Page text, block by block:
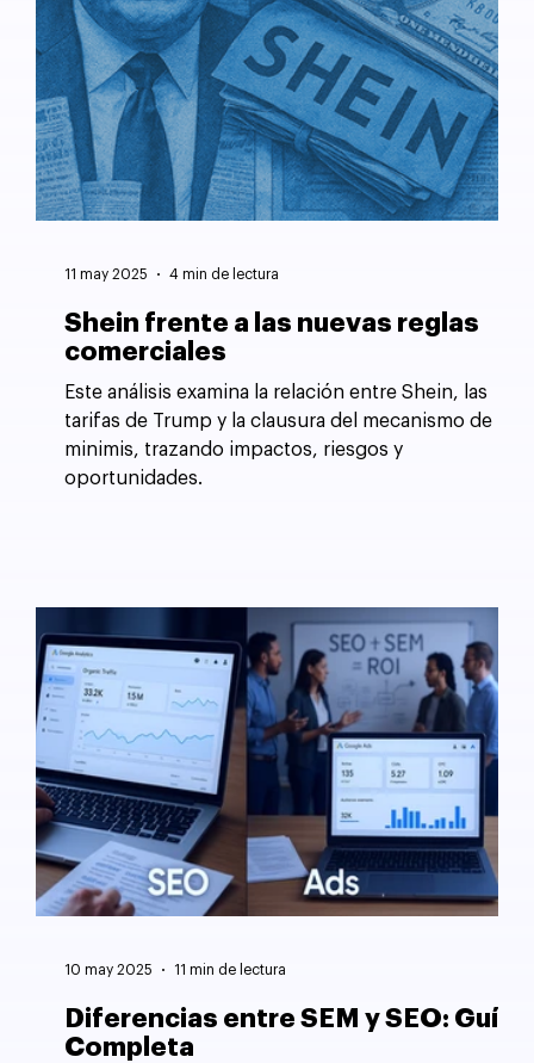
Shein frente a las nuevas reglas
comerciales
Este análisis examina la relación entre Shein, las
tarifas de Trump y la clausura del mecanismo de
minimis, trazando impactos, riesgos y
oportunidades.
11 may 2025 4 min de lectura
Diferencias entre SEM y SEO: Guía
Completa
10 may 2025 11 min de lectura